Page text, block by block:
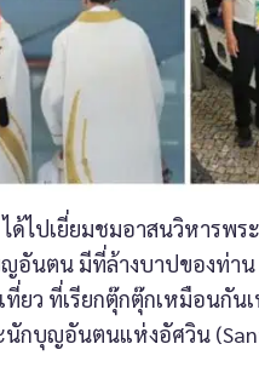
ด้ไปเยี่ยมชมอาสนวิหารพร
อันตน มีที่ล้างบาปของท่า
ยว ที่เรียกตุ๊กตุ๊กเหมือนกัน
นักบุญอันตนแห่งอัศวิน